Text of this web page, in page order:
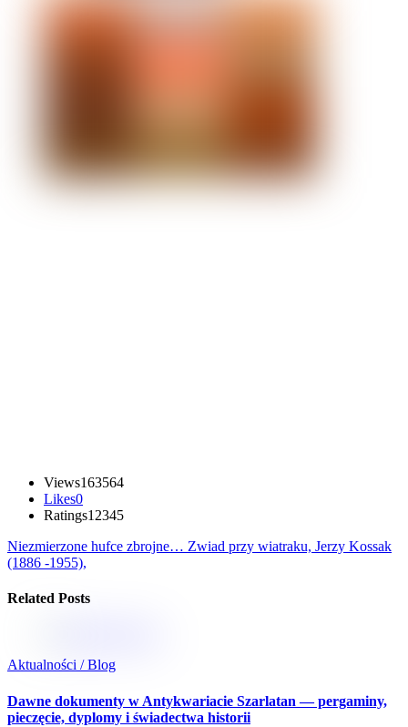
Views163564
Likes0
Ratings1 2345
Niezmierzone hufce zbrojne… Zwiad przy wiatraku, Jerzy Kossak
(1886 -1955),
Related Posts
Aktualności / Blog
Dawne dokumenty w Antykwariacie Szarlatan — pergaminy,
pieczęcie, dyplomy i świadectwa historii